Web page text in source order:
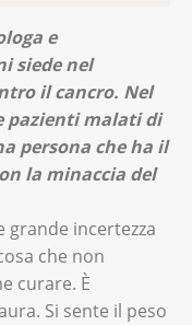
e
siede nel
il cancro. Nel
pazienti malati di
persona che ha il
la minaccia del
grande incertezza
che non
curare. È
Si sente il peso